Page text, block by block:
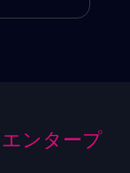
エンタープ